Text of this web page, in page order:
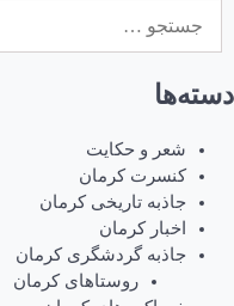
برای:
دسته‌ها
شعر و حکایت
کنسرت کرمان
جاذبه تاریخی کرمان
اخبار کرمان
جاذبه گردشگری کرمان
روستاهای کرمان